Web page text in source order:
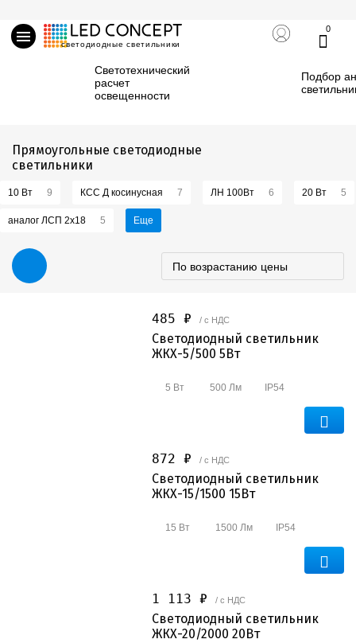
светодиодные светильники
0
С защитной решеткой
Светотехнический
расчет
освещенности
Подбор
Прямоугольные светодиодные
светильники
10 Вт 9 КСС Д косинусная 7 ЛН 100Вт 6 20 Вт 5
аналог ЛСП 2х18 5 Еще
По возрастанию цены
Светодиодный светильник
ЖКХ-5/500 5Вт
5 Вт 500 Лм IP54
485 ₽ / с НДС
Светодиодный светильник
ЖКХ-15/1500 15Вт
15 Вт 1500 Лм IP54
872 ₽ / с НДС
Светодиодный светильник
ЖКХ-20/2000 20Вт
1 113 ₽ / с НДС